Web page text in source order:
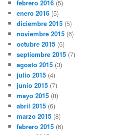
febrero 2016 (5)
enero 2016 (5)
diciembre 2015 (5)
noviembre 2015 (6)
octubre 2015 (6)
septiembre 2015 (7)
agosto 2015 (3)
julio 2015 (4)
junio 2015 (7)
mayo 2015 (8)
abril 2015 (6)
marzo 2015 (8)
febrero 2015 (6)